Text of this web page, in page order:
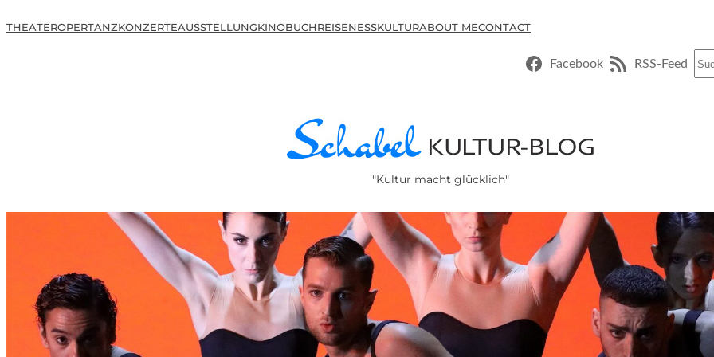
THEATEROPERTANZKONZERTEAUSSTELLUNGKINOBUCHREISENESSKULTURABOUT MECONTACT
Facebook RSS-Feed
"Kultur macht glücklich"